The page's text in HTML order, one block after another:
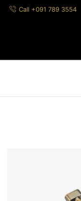
Call +091 789 3554